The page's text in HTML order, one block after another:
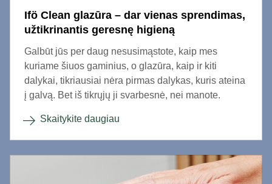
Ifö Clean glazūra – dar vienas sprendimas,
užtikrinantis geresnę higieną
Galbūt jūs per daug nesusimąstote, kaip mes
kuriame šiuos gaminius, o glazūra, kaip ir kiti
dalykai, tikriausiai nėra pirmas dalykas, kuris ateina
į galvą. Bet iš tikrųjų ji svarbesnė, nei manote.
Skaitykite daugiau